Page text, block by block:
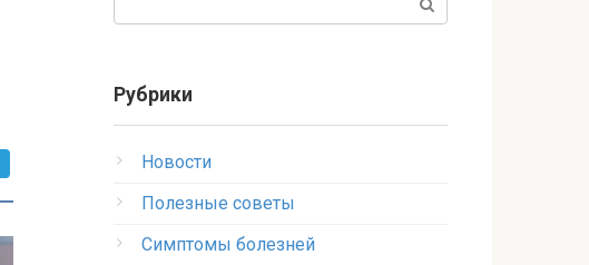
Рубрики
Новости
Полезные советы
Симптомы болезней